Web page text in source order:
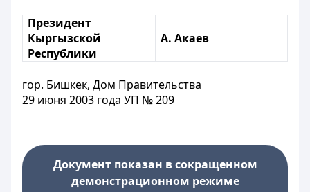
Президент
Кыргызской
Республики
А. Акаев
гор. Бишкек, Дом Правительства
29 июня 2003 года УП № 209
Документ показан в сокращенном
демонстрационном режиме